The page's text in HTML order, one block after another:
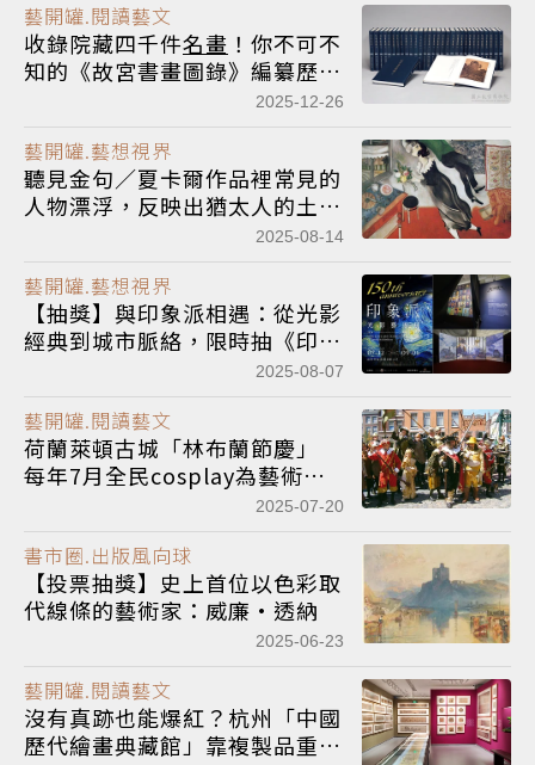
藝開罐.閱讀藝文
收錄院藏四千件名畫 ！你不可不
知的《故宮書畫圖錄》編纂歷史
2025-12-26
藝開罐.藝想視界
聽見金句／夏卡爾作品裡常見的
人物漂浮，反映出猶太人的土地
2025-08-14
藝開罐.藝想視界
【抽獎】與印象派相遇：從光影
經典到城市脈絡，限時抽《印象
2025-08-07
藝開罐.閱讀藝文
荷蘭萊頓古城「林布蘭節慶」
每年7月全民cosplay為藝術大
2025-07-20
書市圈.出版風向球
【投票抽獎】史上首位以色彩取
代線條的藝術家：威廉·透納
2025-06-23
藝開罐.閱讀藝文
沒有真跡也能爆紅？杭州「中國
歷代繪畫典藏館」靠複製品重現